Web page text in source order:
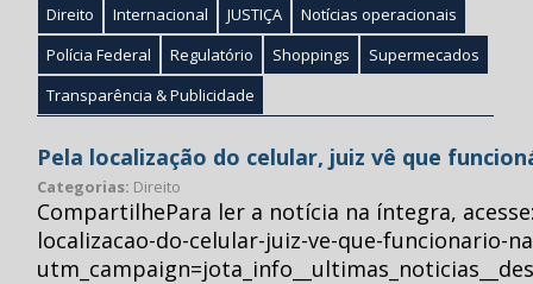
Direito
Internacional JUSTIÇA
Notícias operacionais
Polícia Federal
Regulatório Shoppings
Supermecados
Transparência & Publicidade
Pela localização do celular, juiz vê que
Categorias: Direito
CompartilhePara ler a notícia na íntegra,
localizacao-do-celular-juiz-ve-que-funcionario-